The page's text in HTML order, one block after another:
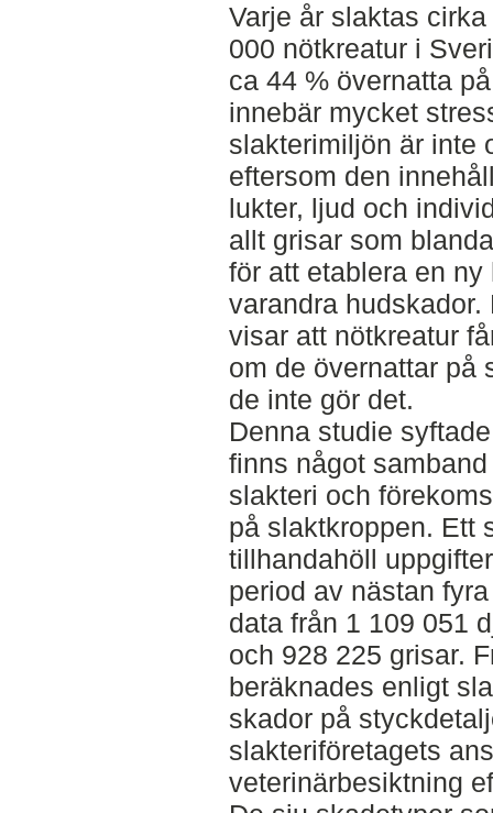
Varje år slaktas
000 nötkreatur i
ca 44 % övernatta
innebär mycket
slakterimiljön är inte
eftersom den
lukter, ljud och
allt grisar som
för att etablera en
varandra
visar att nötkreatur
om de övernattar på
de inte gör det.
Denna studie
finns något
slakteri och
på slaktkroppen. Ett
tillhandahöll
period av nästan
data från 1 109 051
och 928 225 grisar.
beräknades enligt
skador på
slakteriföretagets
veterinärbesiktning